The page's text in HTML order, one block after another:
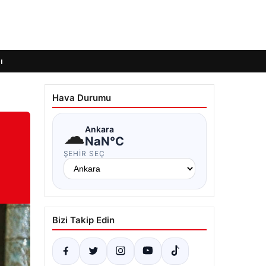
Hava Durumu
☁Ankara
NaN°C
ŞEHIR SEÇ
Bizi Takip Edin